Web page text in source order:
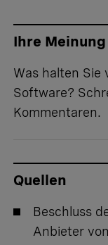
Ihre
Was halten Sie
Software?
Kommentaren.
Quellen
Beschluss
Anbieter